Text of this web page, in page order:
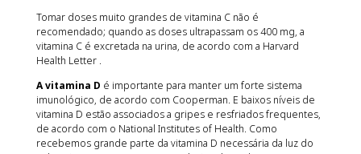
Tomar doses muito grandes de vitamina C não é
recomendado; quando as doses ultrapassam os 400 mg, a
vitamina C é excretada na urina, de acordo com a Harvard
Health Letter .
A vitamina D é importante para manter um forte sistema
imunológico, de acordo com Cooperman. E baixos níveis de
vitamina D estão associados a gripes e resfriados frequentes,
de acordo com o National Institutes of Health. Como
recebemos grande parte da vitamina D necessária da luz do